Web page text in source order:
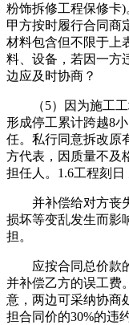
粉饰拆修工程保修卡
甲方按时履行合同商
材料包含但不限于上
料、设备，若因一方
边应及时协商？
（5）因为施工工
形成停工累计跨越8
任。私行同意拆改原
方代表，因质量不及
担任人。1.6工程刻日
并补偿给对方丧失
损坏等变乱发生而影
担。
应按合同总价款的
并补偿乙方的误工费
意，两边可采纳协商
担合同价的30%的违